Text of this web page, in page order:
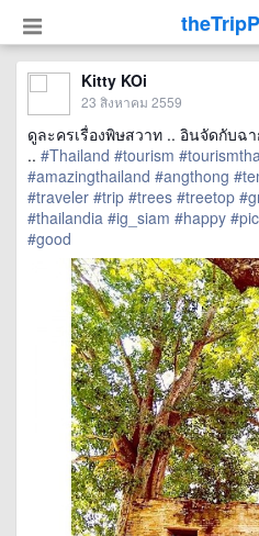
Kitty KOi
23 สิงหาคม 2559
ดูละครเรื่องพิษสวาท .. อินจัดกับฉ
.. #Thailand #tourism
#amazingthailand #angthong
#traveler #trip #trees #treetop
#thailandia #ig_siam #happy
#good